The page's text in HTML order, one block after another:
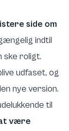
side om
indtil
ske roligt.
udfaset, og
nye version.
til
være